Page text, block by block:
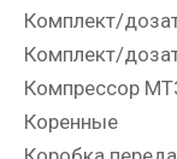
Комплект/
Комплект/
Компрессор
Коренные